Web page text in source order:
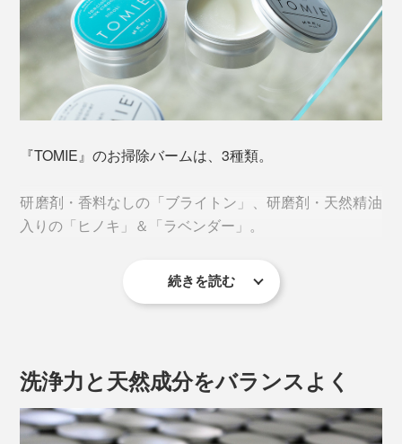
元は業務用クリーナー。全国の自衛隊駐屯地では、現在
自衛隊といえば、住環境をはじめ、ブーツや装備品など
ほかにも、さまざまな現場で重宝され、40年の実績があ
ります。
『TOMIE』のお掃除バームは、3種類。
研磨剤・香料なしの「ブライトン」、研磨剤・天然精油
入りの「ヒノキ」＆「ラベンダー」。
続きを読む
洗浄力と天然成分をバランスよく